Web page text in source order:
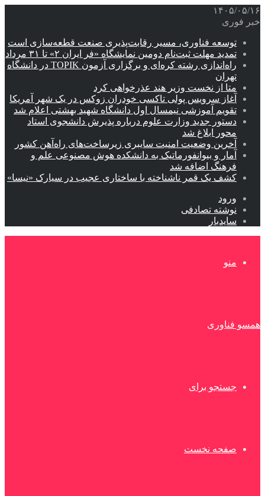
۱۴۰۵/۰۵/۱۶
خبر فوری
توسعه فناوری، مسیر رقابت‌پذیری صنعت قطعه‌سازی است
تمدید مهلت ثبت‌نام دومین نمایشگاه «فر ایران ۲» تا ۳۱ مرداد
راه‌اندازی رشته کره‌ای و برگزاری آزمون TOPIK در دانشگاه
تهران
متا از نخست وزیر هند عذرخواهی کرد
آغاز سرویس پولی تاکسی خودران زوکس در یک شهر آمریکا
تقویم آموزشی نیمسال اول دانشگاه شهید بهشتی اعلام شد
دستور جدید وزارت علوم درباره پذیرش دانشجوی استاد
محور ابلاغ شد
آخرین وضعیت امنیت سایبری زیرساخت‌های راه‌آهن کشور
آمار و بیوانفورماتیک به دانشکده هوش مصنوعی علم و
فرهنگ اضافه شد
کشف یک قمر ناشناخته با ساختاری عجیب در سیارک «نیسا»
ورود
نوشته تصادفی
سایدبار
منو
همسو فناوری
جستجو برای
صفحه نخست